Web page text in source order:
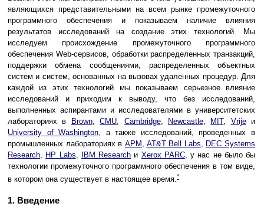
являющихся представительными на всем рынке промежуточного
программного обеспечения и показываем наличие влияния
результатов исследований на создание этих технологий. Мы
исследуем происхождение промежуточного программного
обеспечения Web-сервисов, обработки распределенных транзакций,
поддержки обмена сообщениями, распределенных объектных
систем и систем, основанных на вызовах удаленных процедур. Для
каждой из этих технологий мы показываем серьезное влияние
исследований и приходим к выводу, что без исследований,
выполненных аспирантами и исследователями в университетских
лабораториях в
Brown,CMU, Cambridge, Newcastle, MIT, Vrijeи
University of Washington, а также исследований, проведенных в
промышленных лабораториях в APM , AT&T Bell Labs, DEC Systems
Research, HP Labs, IBM Research и Xerox PARC, у нас не было бы
технологии промежуточного программного обеспечения в том виде,
в котором она существует в настоящее время.*
1. Введение